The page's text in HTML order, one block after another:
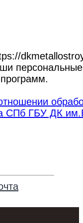
СПб ГБУ ДК